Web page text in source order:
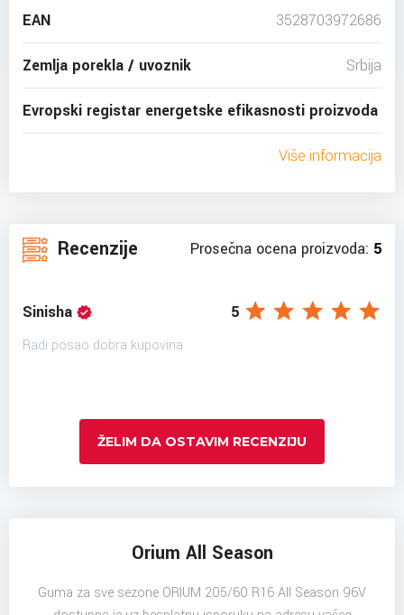
EAN 3528703972686
Zemlja porekla / uvoznik Srbija
Evropski registar energetske efikasnosti proizvoda
Više informacija
Recenzije Prosečna ocena proizvoda: 5
Sinisha 5
Radi posao dobra kupovina
ŽELIM DA OSTAVIM RECENZIJU
Orium All Season
Guma za sve sezone ORIUM 205/60 R16 All Season 96V